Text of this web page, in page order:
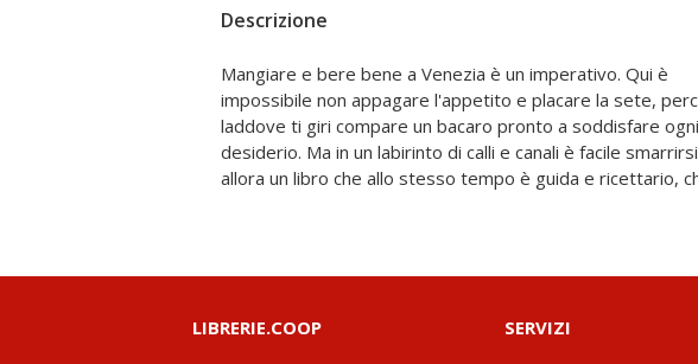
Descrizione
Mangiare e bere bene a Venezia è un imperativo. Qui è
impossibile non appagare l'appetito e placare la sete,
laddove ti giri compare un bacaro pronto a soddisfare ogni
desiderio. Ma in un labirinto di calli e canali è facile
allora un libro che allo stesso tempo è guida e ricettario,
condurrà alla scoperta dei cicchetti della tradizione, tra una sarda
in saor e un folpetto in umido, e dei bacari più autentici,
mezzo ai sestieri della città. Questa è una Venezia da gustare con
gli occhi e con il palato, da vivere attraverso
LIBRERIE.COOP SERVIZI